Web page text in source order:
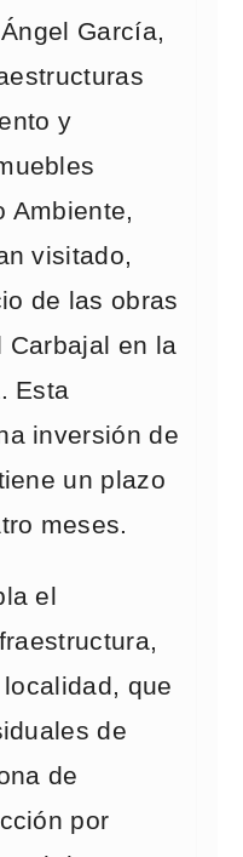
García,
y
Ambiente,
visitado,
de las obras
Carbajal en la
Esta
inversión de
un plazo
meses.
el
que
de
de
por